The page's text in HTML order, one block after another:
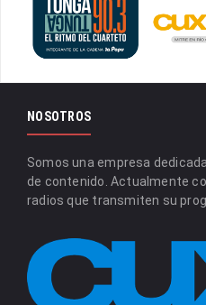
NOSOTROS
Somos una empresa
de contenido. Actualmente
radios que transmiten su